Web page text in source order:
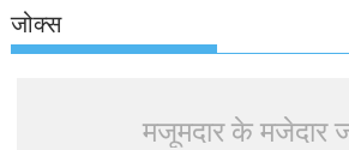
जोक्स
मजूमदार के मजेदार